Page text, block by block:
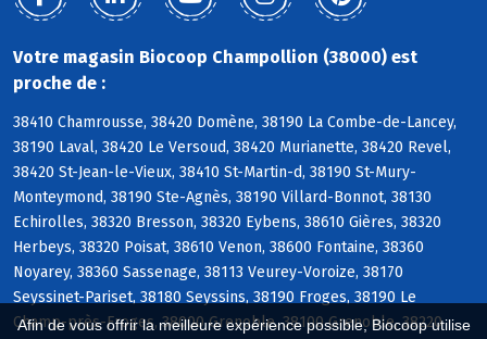
Afin de vous offrir la meilleure expérience possible, Biocoop utilise
Votre magasin Biocoop Champollion (38000) est
proche de :
38410 Chamrousse, 38420 Domène, 38190 La Combe-de-Lancey,
38190 Laval, 38420 Le Versoud, 38420 Murianette, 38420 Revel,
38420 St-Jean-le-Vieux, 38410 St-Martin-d, 38190 St-Mury-
Monteymond, 38190 Ste-Agnès, 38190 Villard-Bonnot, 38130
Echirolles, 38320 Bresson, 38320 Eybens, 38610 Gières, 38320
Herbeys, 38320 Poisat, 38610 Venon, 38600 Fontaine, 38360
Noyarey, 38360 Sassenage, 38113 Veurey-Voroize, 38170
Seyssinet-Pariset, 38180 Seyssins, 38190 Froges, 38190 Le
Champ-près-Froges, 38000 Grenoble, 38100 Grenoble, 38220